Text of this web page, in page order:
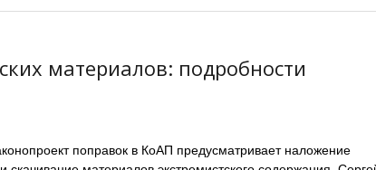
материалов: подробности
поправок в КоАП предусматривает наложение